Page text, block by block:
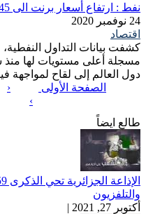
نفط : ارتفاع أسعار برنت الى 45ر46 دولار للبرميل
24 نوفمبر 2020
اقتصاد
كشفت بيانات التداول
مسجلة أعلى مستويات لها
دول العالم إلى لقاح لمواجهة
الصفحة الأولى ‹
›
طالع ايضاً
والتلفزيون
أكتوبر 27, 2021 |